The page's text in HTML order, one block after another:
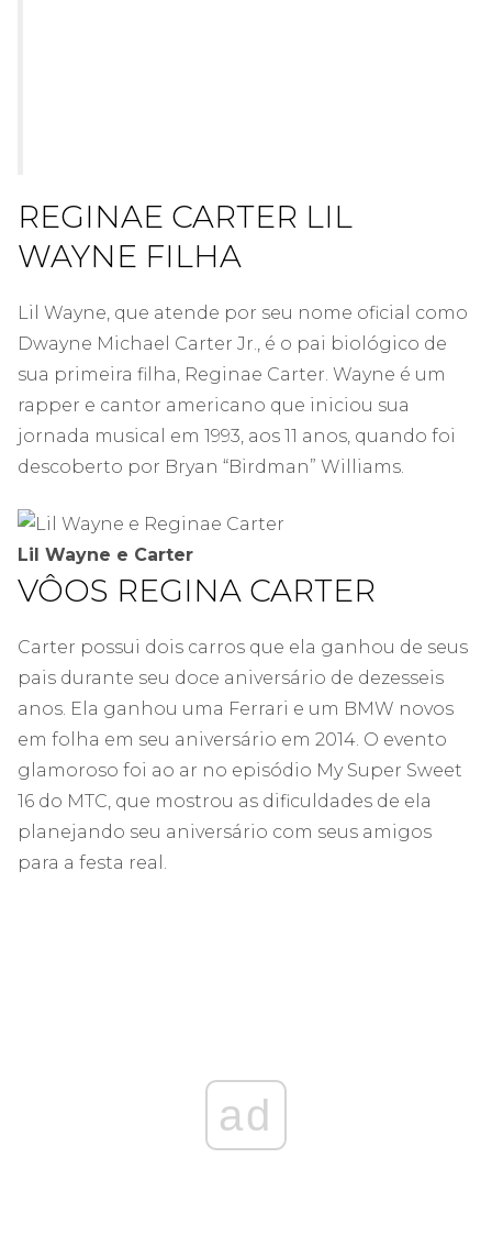
REGINAE CARTER LIL
WAYNE FILHA
Lil Wayne, que atende por seu nome oficial como
Dwayne Michael Carter Jr., é o pai biológico de
sua primeira filha, Reginae Carter. Wayne é um
rapper e cantor americano que iniciou sua
jornada musical em 1993, aos 11 anos, quando foi
descoberto por Bryan “Birdman” Williams.
Lil Wayne e Carter
VÔOS REGINA CARTER
Carter possui dois carros que ela ganhou de seus
pais durante seu doce aniversário de dezesseis
anos. Ela ganhou uma Ferrari e um BMW novos
em folha em seu aniversário em 2014. O evento
glamoroso foi ao ar no episódio My Super Sweet
16 do MTC, que mostrou as dificuldades de ela
planejando seu aniversário com seus amigos
para a festa real.
ad